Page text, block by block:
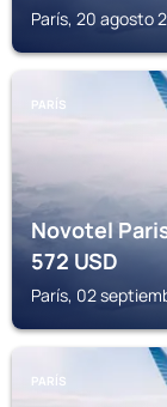
París, 20 agosto
PARÍS
Novotel
572USD
París, 02
PARÍS